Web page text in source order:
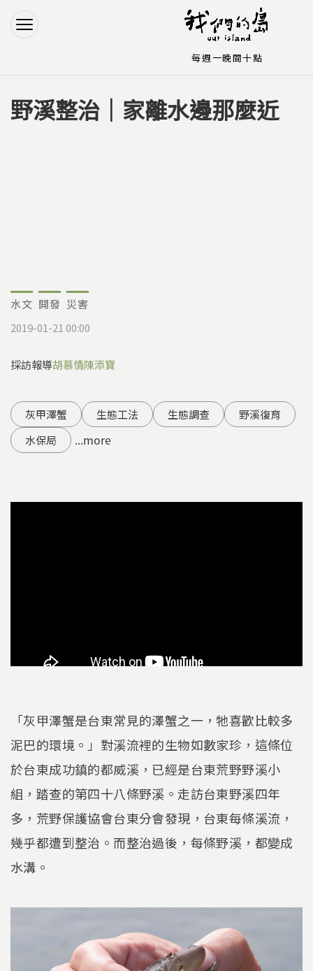
Jump to Navigation
Jump to Main content
您在這裡
野溪整治｜家離水邊那麼近
水文 開發 災害
2019-01-21 00:00
採訪報導胡慕情陳添寶
灰甲澤蟹 生態工法 生態調查
野溪復育
水保局
...more
「灰甲澤蟹是台東常見的澤蟹之一，牠喜歡比較多
泥巴的環境。」對溪流裡的生物如數家珍，這條位
於台東成功鎮的都威溪，已經是台東荒野野溪小
組，踏查的第四十八條野溪。走訪台東野溪四年
多，荒野保護協會台東分會發現，台東每條溪流，
幾乎都遭到整治。而整治過後，每條野溪，都變成
水溝。
每週一晚間十點